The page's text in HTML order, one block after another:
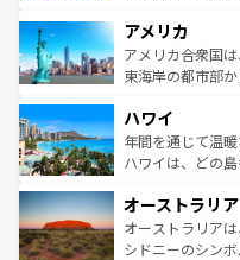
ンツ一覧を参照し
の建物がそのま
博物館もあり、
ことができる。
ば市内交通費無料で
着のスイス情報は
アメリカ
アメリカ合衆国
東海岸の都市部
のような巨大都
ンメントが詰ま
西部には大自然
部のニューオー
文化が魅力。旅
しみながら、そ
ハワイ
年間を通じて温
ハワイは、どの
ワイ島は見逃せ
島だが、静かな
おすすめ。エメ
オーストラリア
オーストラリア
シドニーのシン